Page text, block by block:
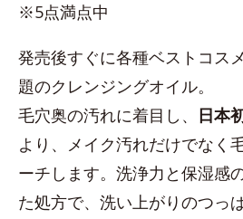
※5点満点中
発売後すぐに各種ベストコス
題のクレンジングオイル。
毛穴奥の汚れに着目し、 日本
より、メイク汚れだけでなく
ーチします。洗浄力と保湿感
た処方で、洗い上がりのつっ